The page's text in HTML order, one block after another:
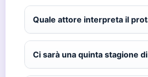
Quale attore interpreta il
Ci sarà una quinta stagione